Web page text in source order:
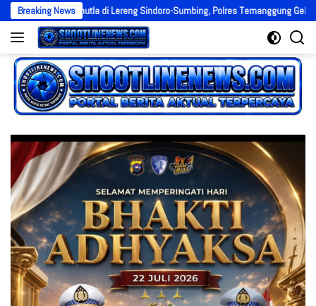
Langsung
ke
konten
Breaking News
Karhutla di Lereng Sindoro-Sumbing, Polres Temanggung Gelar Rakor